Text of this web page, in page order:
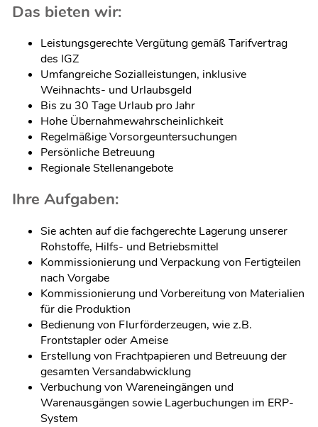
Das bieten wir:
Leistungsgerechte Vergütung gemäß Tarifvertrag
des IGZ
Umfangreiche Sozialleistungen, inklusive
Weihnachts- und Urlaubsgeld
Bis zu 30 Tage Urlaub pro Jahr
Hohe Übernahmewahrscheinlichkeit
Regelmäßige Vorsorgeuntersuchungen
Persönliche Betreuung
Regionale Stellenangebote
Ihre Aufgaben:
Sie achten auf die fachgerechte Lagerung unserer
Rohstoffe, Hilfs- und Betriebsmittel
Kommissionierung und Verpackung von Fertigteilen
nach Vorgabe
Kommissionierung und Vorbereitung von Materialien
für die Produktion
Bedienung von Flurförderzeugen, wie z.B.
Frontstapler oder Ameise
Erstellung von Frachtpapieren und Betreuung der
gesamten Versandabwicklung
Verbuchung von Wareneingängen und
Warenausgängen sowie Lagerbuchungen im ERP-
System